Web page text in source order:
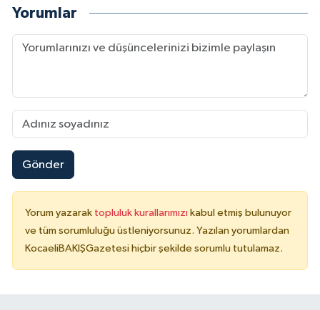
Yorumlar
Gönder
Yorum yazarak topluluk kurallarımızı kabul etmiş bulunuyor
ve tüm sorumluluğu üstleniyorsunuz. Yazılan yorumlardan
KocaeliBAKIŞGazetesi hiçbir şekilde sorumlu tutulamaz.